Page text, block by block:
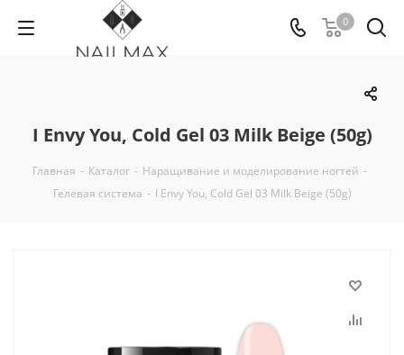
0
I Envy You, Cold Gel 03 Milk Beige (50g)
Главная - Каталог - Наращивание и моделирование ногтей -
Гелевая система - I Envy You, Cold Gel 03 Milk Beige (50g)